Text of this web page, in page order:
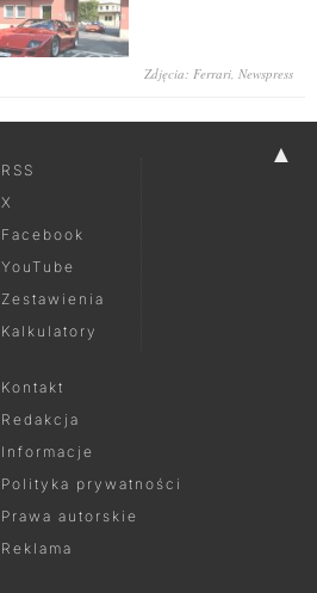
Zdjęcia: Ferrari, Newspress
▲
RSS
X
Facebook
YouTube
Zestawienia
Kalkulatory
Kontakt
Redakcja
Informacje
Polityka prywatności
Prawa autorskie
Reklama